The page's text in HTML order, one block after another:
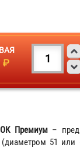
₽
Премиум–
(диаметром 51